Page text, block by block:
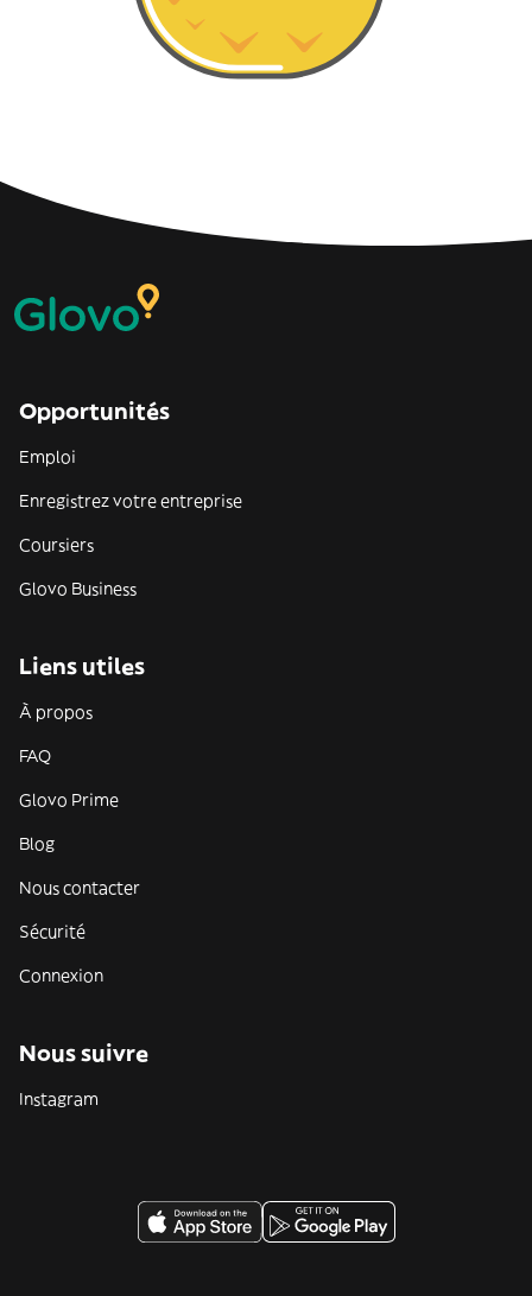
Opportunités
Emploi
Enregistrez votre entreprise
Coursiers
Glovo Business
Liens utiles
À propos
FAQ
Glovo Prime
Blog
Nous contacter
Sécurité
Connexion
Nous suivre
Instagram